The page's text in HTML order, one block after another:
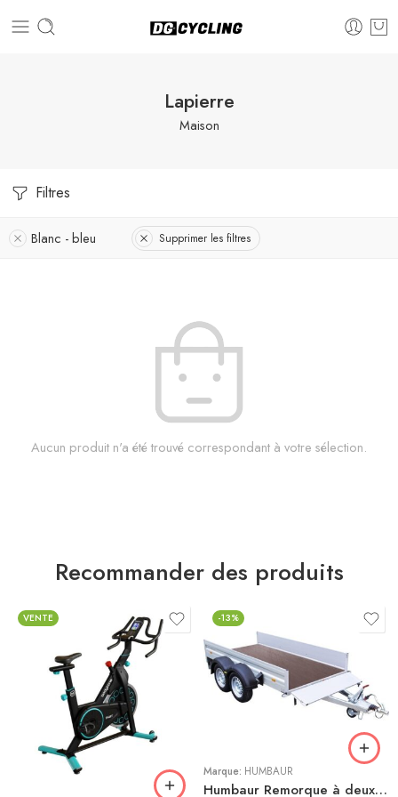
Lapierre
Maison
Filtres
Blanc - bleu Supprimer les filtres
Aucun produit n'a été trouvé correspondant à votre sélection.
Recommander des produits
VENTE
Gris
-13%
Marque: HUMBAUR
Humbaur Remorque à deux essieux Alumaster Tandem 2500 3030x1500x350mm freinée poids total adm. 2500kg